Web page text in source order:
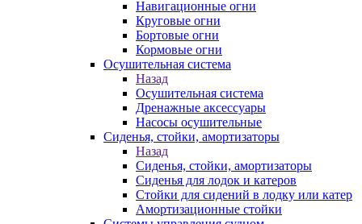
Навигационные огни
Круговые огни
Бортовые огни
Кормовые огни
Осушительная система
Назад
Осушительная система
Дренажные аксессуары
Насосы осушительные
Сиденья, стойки, амортизаторы
Назад
Сиденья, стойки, амортизаторы
Сиденья для лодок и катеров
Стойки для сидений в лодку или катер
Амортизационные стойки